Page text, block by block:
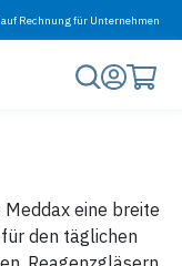
auf Rechnung für Unternehmen
eine breite
den täglichen